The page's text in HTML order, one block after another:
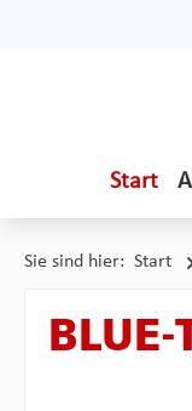
Start
Sie sind hier: Start